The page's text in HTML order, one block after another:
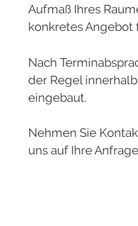
Aufmaß Ihres
konkretes Angebot
Nach
der Regel
eingebaut.
Nehmen Sie
uns auf Ihre